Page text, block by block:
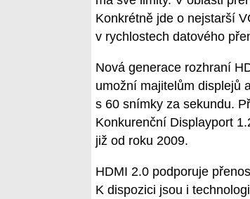
Konkrétně jde o nejstarší
v rychlostech datového
Nová generace rozhraní
umožní majitelům displejů
s 60 snímky za sekundu.
Konkurenční Displayport
již od roku 2009.
HDMI 2.0 podporuje
K dispozici jsou i